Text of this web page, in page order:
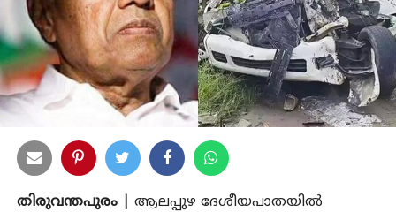
തിരുവന്തപുരം |
ആലപ്പുഴ ദേശീയപാതയിൽ